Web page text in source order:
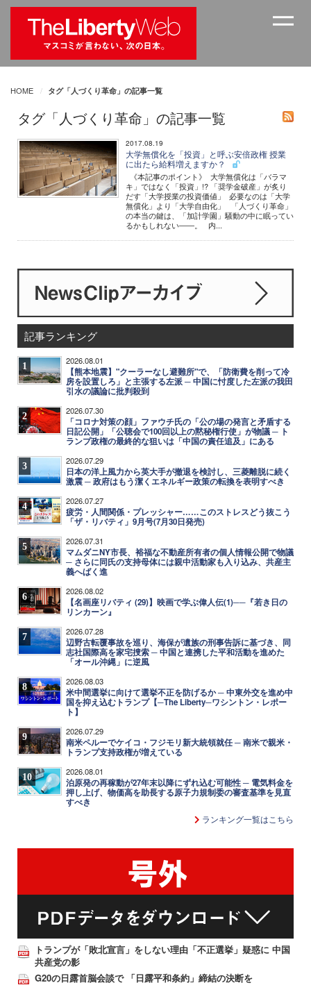
HOME タグ「人づくり革命」の記事一覧
タグ「人づくり革命」の記事一覧
2017.08.19
大学無償化を「投資」と呼ぶ安倍政権 授業
に出たら給料増えますか？
《本記事のポイント》 大学無償化は「バラマ
キ」ではなく「投資」!? 「奨学金破産」が炙り
だす「大学授業の投資価値」 必要なのは「大学
無償化」より「大学自由化」 「人づくり革命」
の本当の鍵は、「加計学園」騒動の中に眠ってい
るかもしれない――。 内...
記事ランキング
1 2026.08.01
【熊本地震】"クーラーなし避難所"で、「防衛費を削って冷
房を設置しろ」と主張する左派 ─ 中国に忖度した左派の我田
引水の議論に批判殺到
2 2026.07.30
「コロナ対策の顔」ファウチ氏の「公の場の発言と矛盾する
日記公開」「公聴会で100回以上の黙秘権行使」が物議 ─ ト
ランプ政権の最終的な狙いは「中国の責任追及」にある
3 2026.07.29
日本の洋上風力から英大手が撤退を検討し、三菱離脱に続く
激震 ─ 政府はもう潔くエネルギー政策の転換を表明すべき
4 2026.07.27
疲労・人間関係・プレッシャー……このストレスどう抜こう
「ザ・リバティ」9月号(7月30日発売)
5 2026.07.31
マムダニNY市長、裕福な不動産所有者の個人情報公開で物議
─ さらに同氏の支持母体には親中活動家も入り込み、共産主
義へばく進
6 2026.08.02
【名画座リバティ (29)】映画で学ぶ偉人伝(1)──『若き日の
リンカーン』
7 2026.07.28
辺野古転覆事故を巡り、海保が遺族の刑事告訴に基づき、同
志社国際高を家宅捜索 ─ 中国と連携した平和活動を進めた
「オール沖縄」に逆風
8 2026.08.03
米中間選挙に向けて選挙不正を防げるか ─ 中東外交を進め中
国を抑え込むトランプ【─The Liberty─ワシントン・レポー
ト】
9 2026.07.29
南米ペルーでケイコ・フジモリ新大統領就任 ─ 南米で親米・
トランプ支持政権が増えている
10 2026.08.01
泊原発の再稼動が27年末以降にずれ込む可能性 ─ 電気料金を
押し上げ、物価高を助長する原子力規制委の審査基準を見直
すべき
ランキング一覧はこちら
トランプが「敗北宣言」をしない理由「不正選挙」疑惑に 中国
共産党の影
G20の日露首脳会談で 「日露平和条約」締結の決断を